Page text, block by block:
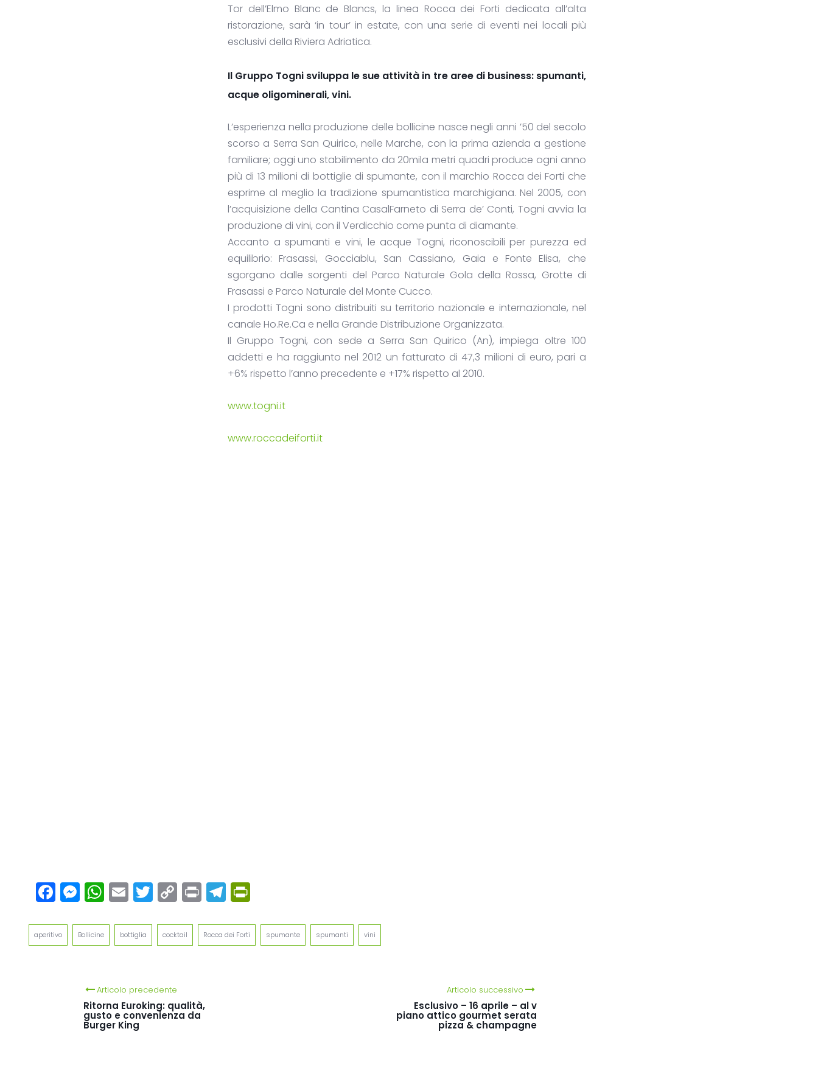
Tor dell’Elmo Blanc de Blancs, la linea Rocca dei Forti dedicata all’alta
ristorazione, sarà ‘in tour’ in estate, con una serie di eventi nei locali più
esclusivi della Riviera Adriatica.
Il Gruppo Togni sviluppa le sue attività in tre aree di business: spumanti,
acque oligominerali, vini.
L’esperienza nella produzione delle bollicine nasce negli anni ’50 del secolo
scorso a Serra San Quirico, nelle Marche, con la prima azienda a gestione
familiare; oggi uno stabilimento da 20mila metri quadri produce ogni anno
più di 13 milioni di bottiglie di spumante, con il marchio Rocca dei Forti che
esprime al meglio la tradizione spumantistica marchigiana. Nel 2005, con
l’acquisizione della Cantina CasalFarneto di Serra de’ Conti, Togni avvia la
produzione di vini, con il Verdicchio come punta di diamante.
Accanto a spumanti e vini, le acque Togni, riconoscibili per purezza ed
equilibrio: Frasassi, Gocciablu, San Cassiano, Gaia e Fonte Elisa, che
sgorgano dalle sorgenti del Parco Naturale Gola della Rossa, Grotte di
Frasassi e Parco Naturale del Monte Cucco.
I prodotti Togni sono distribuiti su territorio nazionale e internazionale, nel
canale Ho.Re.Ca e nella Grande Distribuzione Organizzata.
Il Gruppo Togni, con sede a Serra San Quirico (An), impiega oltre 100
addetti e ha raggiunto nel 2012 un fatturato di 47,3 milioni di euro, pari a
+6% rispetto l’anno precedente e +17% rispetto al 2010.
www.togni.it
www.roccadeiforti.it
Facebook
Messenger
WhatsApp
EmailTwitter
Copy
Link
PrintTelegram
aperitivo Bollicine bottiglia cocktail Rocca dei Forti spumante spumanti vini
Articolo precedente
Ritorna Euroking: qualità,
gusto e convenienza da
Burger King
Articolo successivo
Esclusivo – 16 aprile – al v
piano attico gourmet serata
pizza & champagne